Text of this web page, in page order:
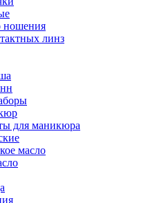
ношения
линз
для маникюра
масло